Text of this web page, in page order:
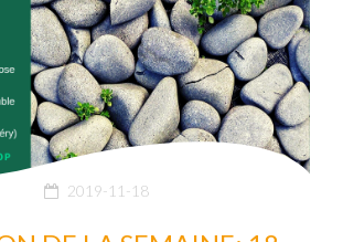
2019-11-18